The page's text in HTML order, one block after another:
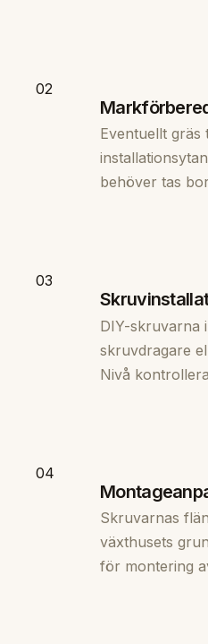
02
Eventuellt gräs
behöver tas
03
DIY-skruvarna
skruvdragare
Nivå
04
Skruvarnas
växthusets
för montering